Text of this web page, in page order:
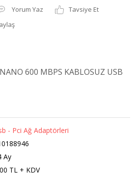
Yorum Yaz
Tavsiye Et
600 MBPS KABLOSUZ USB
- Pci Ağ Adaptörleri
Ay
TL + KDV